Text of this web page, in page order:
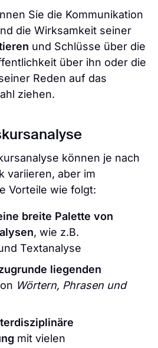
Sie die Kommunikation
die Wirksamkeit seiner
und Schlüsse über die
über ihn oder die
Reden auf das
ziehen.
können je nach
variieren, aber im
Vorteile wie folgt:
breite Palette von
, wie z.B.
Textanalyse
liegenden
Wörtern, Phrasen und
mit vielen